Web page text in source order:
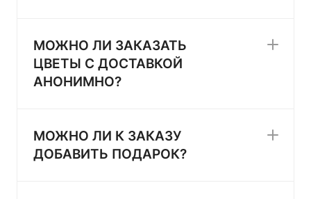
МОЖНО ЛИ ЗАКАЗАТЬ
ЦВЕТЫ С ДОСТАВКОЙ
АНОНИМНО?
МОЖНО ЛИ К ЗАКАЗУ
ДОБАВИТЬ ПОДАРОК?